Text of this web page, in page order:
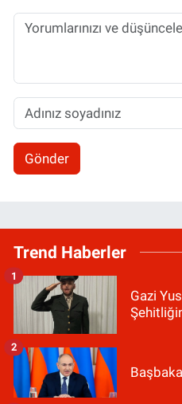
Gönder
Trend Haberler
Gazi
1
2